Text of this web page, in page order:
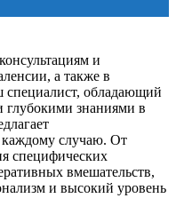
и
а также в
обладающий
знаниями в
случаю. От
специфических
вмешательств,
и высокий уровень